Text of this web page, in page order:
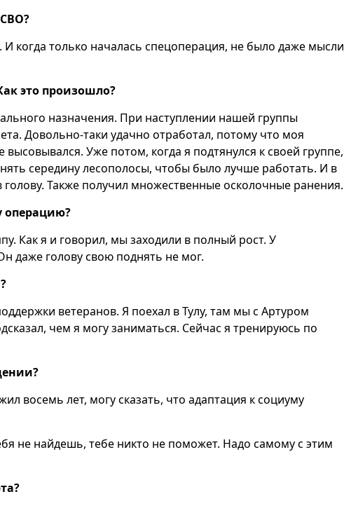
когда только началась спецоперация, не было даже мысли
это произошло?
назначения. При наступлении нашей группы
Довольно-таки удачно отработал, потому что моя
Уже потом, когда я подтянулся к своей группе,
середину лесополосы, чтобы было лучше работать. И в
Также получил множественные осколочные ранения.
операцию?
Как я и говорил, мы заходили в полный рост. У
даже голову свою поднять не мог.
ветеранов. Я поехал в Тулу, там мы с Артуром
чем я могу заниматься. Сейчас я тренируюсь по
восемь лет, могу сказать, что адаптация к социуму
не найдешь, тебе никто не поможет. Надо самому с этим